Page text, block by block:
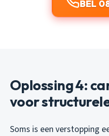
BEL
Oplossing 4:
voor
Soms is een verstopping